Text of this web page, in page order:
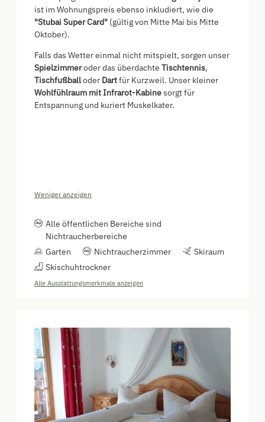
ist im Wohnungspreis ebenso inkludiert, wie die
"Stubai Super Card" (gültig von Mitte Mai bis Mitte
Oktober).
Falls das Wetter einmal nicht mitspielt, sorgen unser
Spielzimmeroder das überdachte Tischtennis,
Tischfußballoder Dartfür Kurzweil. Unser kleiner
Wohlfühlraum mit Infrarot-Kabinesorgt für
Entspannung und kuriert Muskelkater.
Weniger anzeigen
Alle öffentlichen Bereiche sind
Nichtraucherbereiche
Garten
Nichtraucherzimmer
Skiraum
Skischuhtrockner
Alle Ausstattungsmerkmale anzeigen